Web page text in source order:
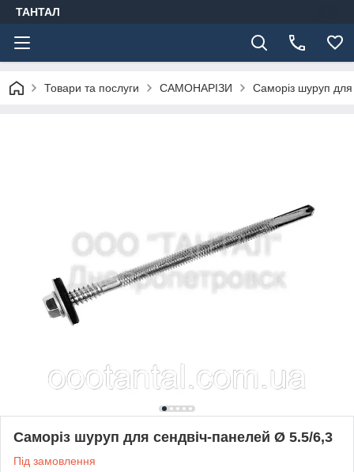
ТАНТАЛ
Товари та послуги САМОНАРІЗИ Саморіз шуруп
Саморіз шуруп для сендвіч-панелей Ø 5.5/6,3
Під замовлення